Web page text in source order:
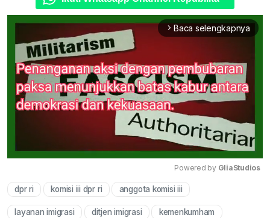
arrow_forward_ios Baca selengkapnya
Powered by GliaStudios
dpr ri komisi iii dpr ri anggota komisi iii
layanan imigrasi ditjen imigrasi kemenkumham